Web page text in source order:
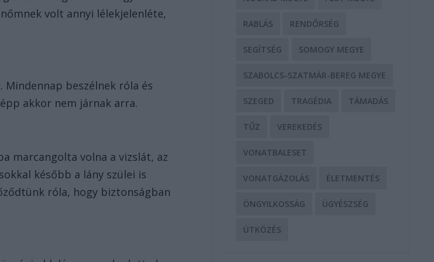
volt annyi lélekjelenléte,
beszélnek róla és
akkor nem járnak arra.
marcangolta volna a vizslát, az
később a lány szülei is
róla, hogy biztonságban
RABLÁS RENDŐRSÉG
SEGÍTSÉG SOMOGY MEGYE
SZABOLCS-SZATMÁR-BEREG MEGYE
SZEGED TRAGÉDIA TÁMADÁS
TŰZ VEREKEDÉS
VONATBALESET
VONATGÁZOLÁS ÉLETMENTÉS
ÖNGYILKOSSÁG ÜGYÉSZSÉG
ÜTKÖZÉS